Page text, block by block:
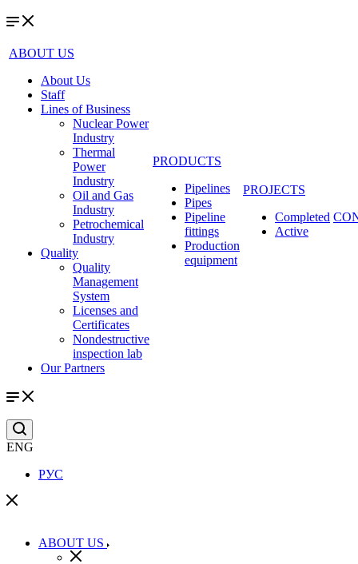
ABOUT US
About Us
Staff
Lines of Business
Nuclear Power
Industry
Thermal
Power
Industry
Oil and Gas
Industry
Petrochemical
Industry
Quality
Quality
Management
System
Licenses and
Certificates
Nondestructive
inspection lab
Our Partners
PRODUCTS
Pipelines
Pipes
Pipeline
fittings
Production
equipment
PROJECTS
Completed
Active
ENG
РУС
ABOUT US